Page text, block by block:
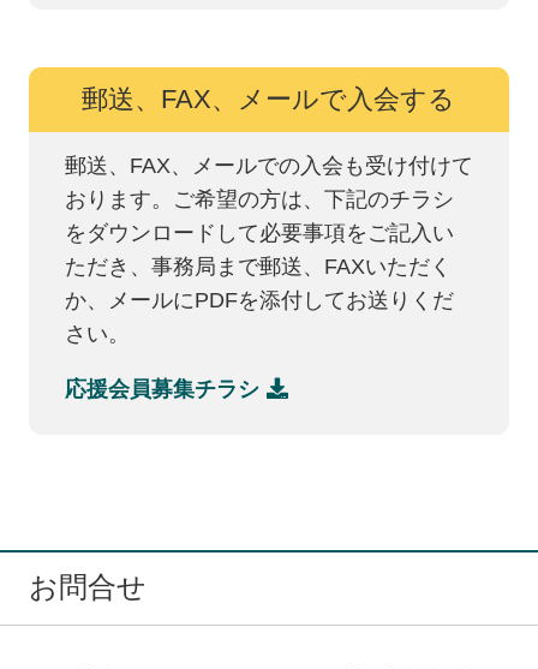
郵送、FAX、メールで入会する
郵送、FAX、メールでの入会も受け付けて
おります。ご希望の方は、下記のチラシ
をダウンロードして必要事項をご記入い
ただき、事務局まで郵送、FAXいただく
か、メールにPDFを添付してお送りくだ
さい。
応援会員募集チラシ
お問合せ